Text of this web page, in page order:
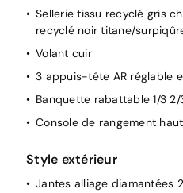
Câble de recharge pour
Câble de recharge rapide
Reconnaissance des
(charge rapide DC)
Volant réglable en hauteur
manuellement
4 Ports USB (2 AV et 2 AR)
Sellerie tissu recyclé gris
recyclé noir titane/
Volant cuir
3 appuis-tête AR réglable
Banquette rabattable 1/3 2/
Console de rangement
Style extérieur
Jantes alliage diamantées